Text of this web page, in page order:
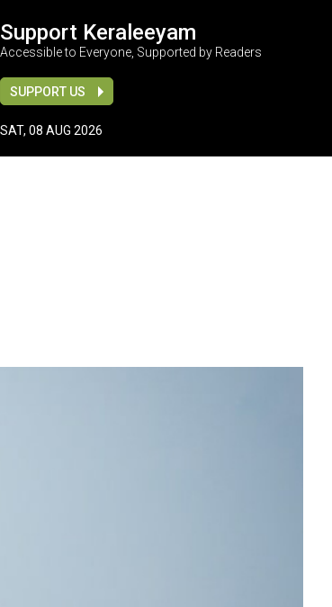
Support Keraleeyam
Accessible to Everyone, Supported by Readers
SUPPORT US
SAT, 08 AUG 2026